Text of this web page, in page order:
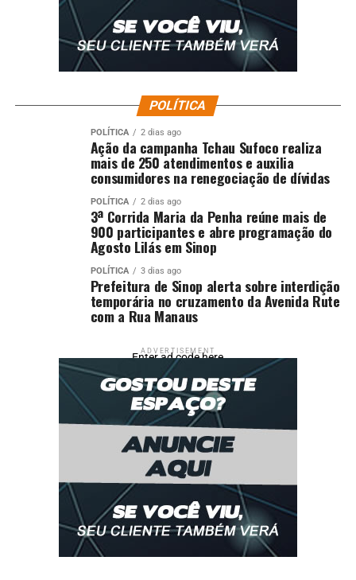
POLÍTICA
POLÍTICA 2 dias ago
Ação da campanha Tchau Sufoco realiza
mais de 250 atendimentos e auxilia
consumidores na renegociação de dívidas
POLÍTICA 2 dias ago
3ª Corrida Maria da Penha reúne mais de
900 participantes e abre programação do
Agosto Lilás em Sinop
POLÍTICA 3 dias ago
Prefeitura de Sinop alerta sobre interdição
temporária no cruzamento da Avenida Rute
com a Rua Manaus
ADVERTISEMENT
Enter ad code here